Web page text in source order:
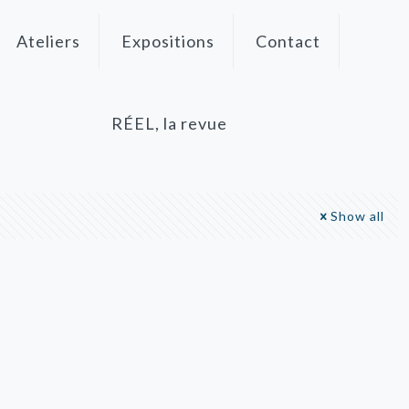
Ateliers Expositions Contact
RÉEL, la revue
Show all